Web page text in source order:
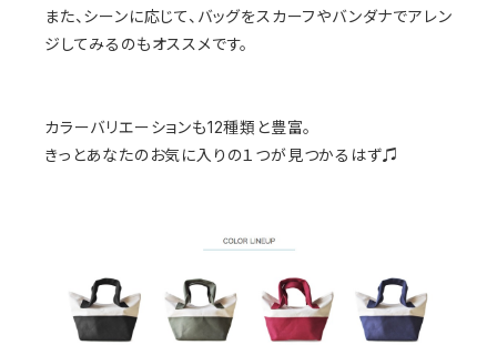
また、シーンに応じて、バッグをスカーフやバンダナでアレン
ジしてみるのもオススメです。
カラーバリエーションも12種類と豊富。
きっとあなたのお気に入りの１つが見つかるはず♫